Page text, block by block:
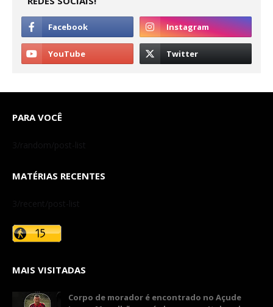
PARA VOCÊ
3/random/post-list
MATÉRIAS RECENTES
3/recent/post-list
MAIS VISITADAS
Corpo de morador é encontrado no Açude